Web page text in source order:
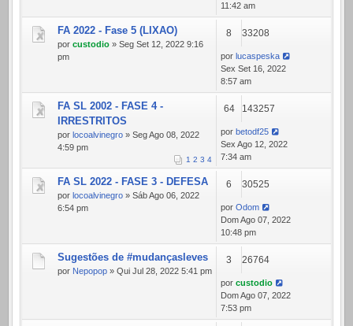
11:42 am
FA 2022 - Fase 5 (LIXAO)
por custodio » Seg Set 12, 2022 9:16
pm
8 33208
por lucaspeska
Sex Set 16, 2022
8:57 am
FA SL 2002 - FASE 4 -
IRRESTRITOS
por locoalvinegro » Seg Ago 08, 2022
4:59 pm
1 2 3 4
64 143257
por betodf25
Sex Ago 12, 2022
7:34 am
FA SL 2022 - FASE 3 - DEFESA
por locoalvinegro » Sáb Ago 06, 2022
6:54 pm
6 30525
por Odom
Dom Ago 07, 2022
10:48 pm
Sugestões de #mudançasleves
por Nepopop » Qui Jul 28, 2022 5:41 pm
3 26764
por custodio
Dom Ago 07, 2022
7:53 pm